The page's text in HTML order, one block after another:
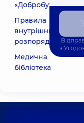
«Добробут»
Правила
внутрішнього
розпорядку
Медична
бібліотека
з